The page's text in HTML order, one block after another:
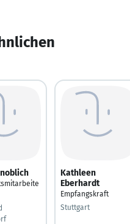
Kathleen
Eberhardt
Empfangskraft
Stuttgart